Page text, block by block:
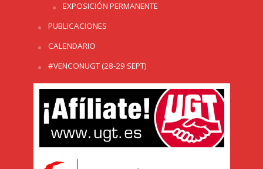
EXPOSICIÓN PERMANENTE
PUBLICACIONES
CALENDARIO
#VENCONUGT (28-29 SEPT)